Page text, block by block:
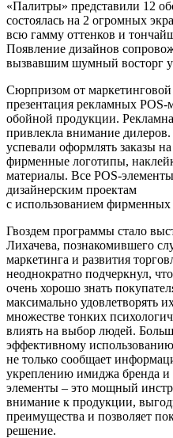
«Палитры» представили 12
состоялась на 2 огромных
всю гамму оттенков и
Появление дизайнов
вызвавшим шумный восторг у
Сюрпризом от
презентация рекламных
обойной продукции.
привлекла внимание
успевали оформлять заказы
фирменные логотипы,
материалы. Все POS-
дизайнерским проектам
с использованием
Гвоздем программы стало
Лихачева, познакомившего
маркетинга и развития
неоднократно подчеркнул,
очень хорошо знать
максимально удовлетворять
множестве тонких
влиять на выбор людей.
эффективному
не только сообщает
укреплению имиджа бренда
элементы – это мощный
внимание к продукции,
преимущества и позволяет
решение.